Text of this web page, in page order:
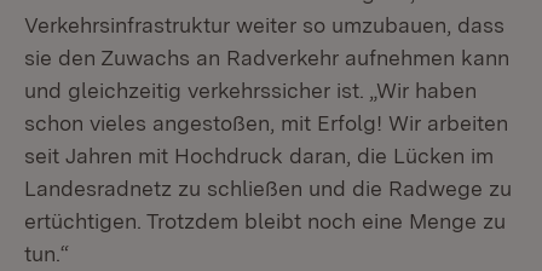
Verkehrsinfrastruktur weiter so umzubauen, dass
sie den Zuwachs an Radverkehr aufnehmen kann
und gleichzeitig verkehrssicher ist. „Wir haben
schon vieles angestoßen, mit Erfolg! Wir arbeiten
seit Jahren mit Hochdruck daran, die Lücken im
Landesradnetz zu schließen und die Radwege zu
ertüchtigen. Trotzdem bleibt noch eine Menge zu
tun.“